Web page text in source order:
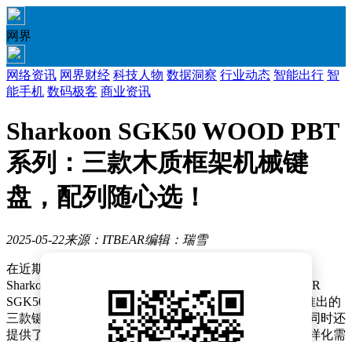
网界
网络资讯 网界财经 科技人物 数据洞察 行业动态 智能出行 智
能手机 数码极客 商业资讯
Sharkoon SGK50 WOOD PBT
系列：三款木质框架机械键
盘，配列随心选！
2025-05-22来源：ITBEAR编辑：瑞雪
在近期举办的2025年台北国际电脑展上，知名外设品牌
Sharkoon旋刚带来了一系列令人瞩目的新品——SKILLER
SGK50 WOOD PBT系列木制框架有线机械键盘。此次推出的
三款键盘，分别针对不同配列偏好的木艺外设爱好者，同时还
提供了不含轴体和键帽的准系统版本，满足了用户的多样化需